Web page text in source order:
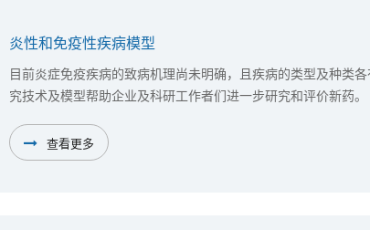
炎性和免疫性疾病模型
目前炎症免疫疾病的致病机理尚未明确，且疾病的类型及种类
究技术及模型帮助企业及科研工作者们进一步研究和评价新药
物模型，并且根据新药研发的需求不断建立新的模型，以满足
模型药效评价平台，此平台为新药的评价提供了多种针对不同
查看更多